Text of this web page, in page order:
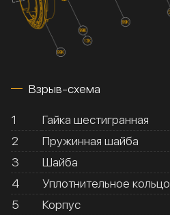
Взрыв-схема
1
Гайка шестигранная
2
Пружинная шайба
3
Шайба
4
Уплотнительное кольцо
5
Корпус